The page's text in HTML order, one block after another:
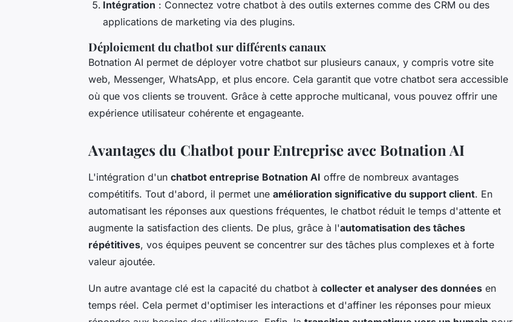
Intégration : Connectez votre chatbot à des outils externes comme des CRM ou des
applications de marketing via des plugins.
Déploiement du chatbot sur différents canaux
Botnation AI permet de déployer votre chatbot sur plusieurs canaux, y compris votre site
web, Messenger, WhatsApp, et plus encore. Cela garantit que votre chatbot sera accessible
où que vos clients se trouvent. Grâce à cette approche multicanal, vous pouvez offrir une
expérience utilisateur cohérente et engageante.
Avantages du Chatbot pour Entreprise avec Botnation AI
L'intégration d'un chatbot entreprise Botnation AI offre de nombreux avantages
compétitifs. Tout d'abord, il permet une amélioration significative du support client. En
automatisant les réponses aux questions fréquentes, le chatbot réduit le temps d'attente et
augmente la satisfaction des clients. De plus, grâce à l'automatisation des tâches
répétitives, vos équipes peuvent se concentrer sur des tâches plus complexes et à forte
valeur ajoutée.
Un autre avantage clé est la capacité du chatbot à collecter et analyser des données en
temps réel. Cela permet d'optimiser les interactions et d'affiner les réponses pour mieux